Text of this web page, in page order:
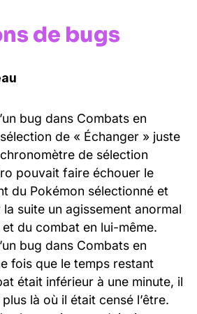
de bugs
bug dans Combats en
de « Échanger » juste
de sélection
pouvait faire échouer le
du Pokémon sélectionné et
suite un agissement anormal
et du combat en lui-même.
bug dans Combats en
fois que le temps restant
était inférieur à une minute, il
là où il était censé l’être.